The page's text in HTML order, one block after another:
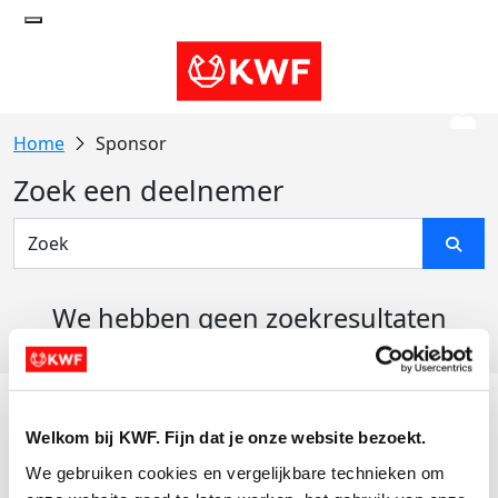
Welkom bij KWF. Fijn dat je onze website bezoekt.
We gebruiken cookies en vergelijkbare technieken om
Sponsor
Zoek een deelnemer
We hebben geen zoekresultaten
Actiematerialen
Evenementen